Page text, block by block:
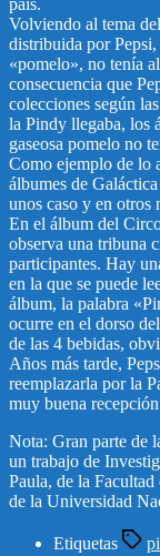
país.
Volviendo al tema
distribuida por
«pomelo», no tenía
consecuencia que
colecciones según
la Pindy llegaba, los
gaseosa pomelo no
Como ejemplo de lo
álbumes de
unos caso y en otros
En el álbum del
observa una tribuna
participantes. Hay
en la que se puede
álbum, la palabra
ocurre en el dorso
de las 4 bebidas,
Años más tarde,
reemplazarla por la
muy buena
Nota: Gran parte de
un trabajo de
Paula, de la
de la Universidad
Etiquetas